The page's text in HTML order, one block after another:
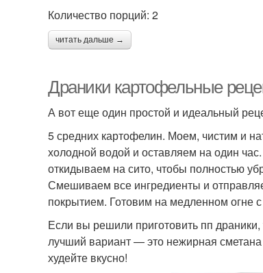
Количество порций: 2
читать дальше →
Драники картофельные
А вот еще один простой и идеальный
5 средних картофелин. Моем, чистим и
холодной водой и оставляем на один
откидываем на сито, чтобы полностью
Смешиваем все ингредиенты и
покрытием. Готовим на медленном огне с
Если вы решили приготовить пп
лучший вариант — это нежирная сметана
худейте вкусно!